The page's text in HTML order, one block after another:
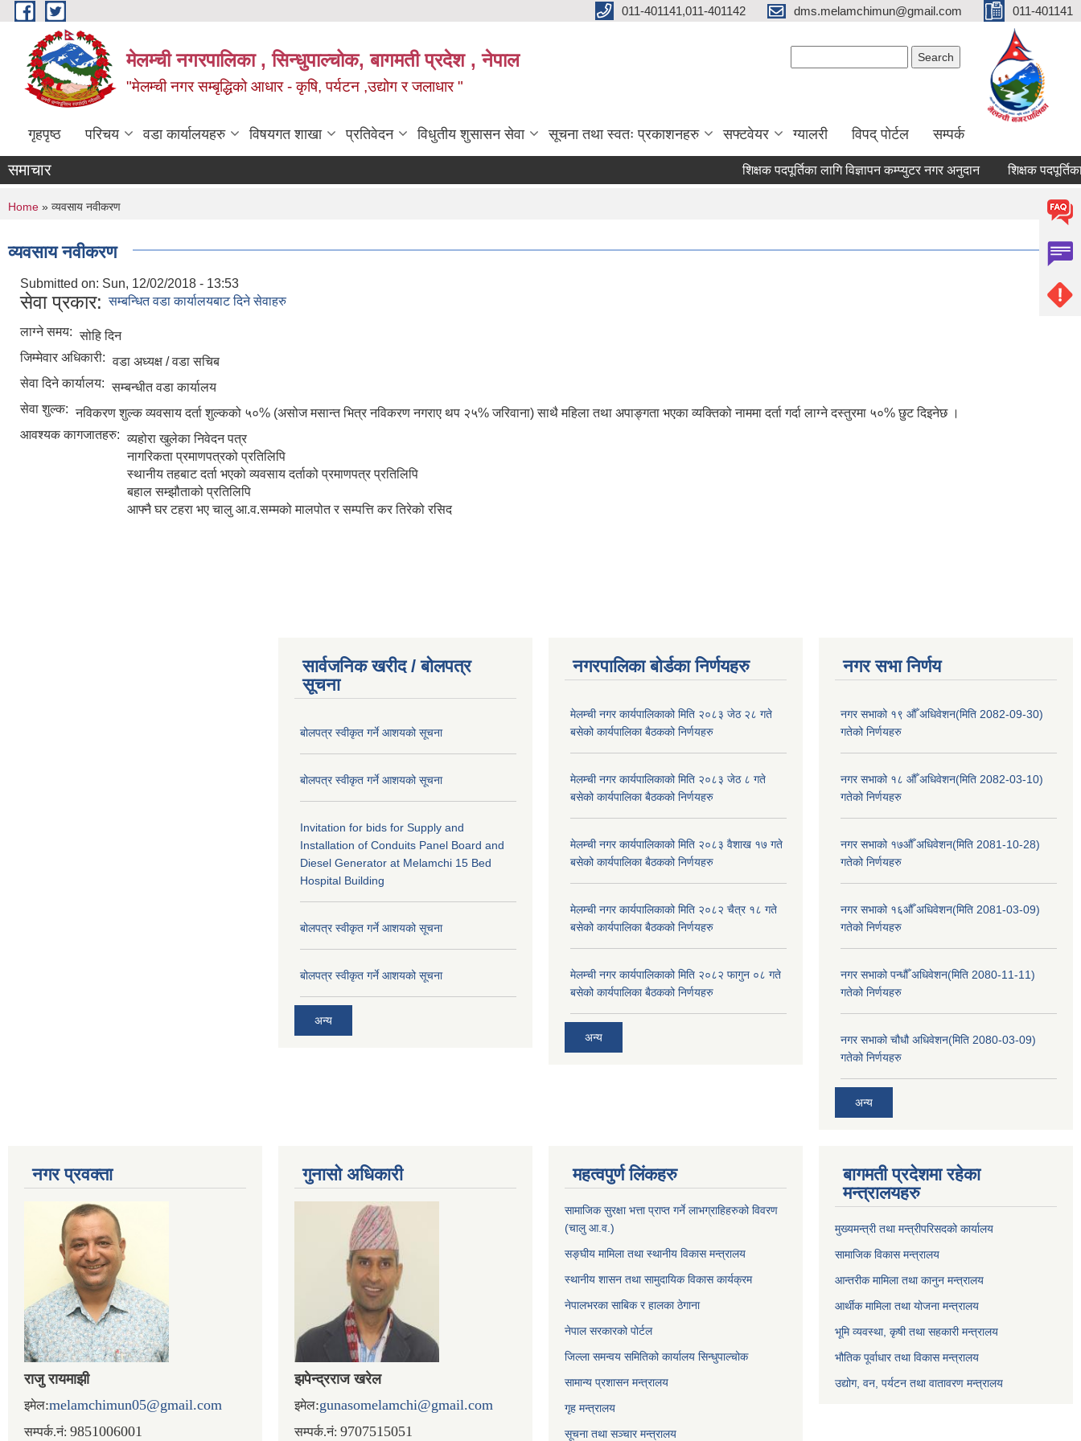
Skip to main content 011-401141,011-401142 dms.melamchimun@gmail.com 011-401141
मेलम्ची नगरपालिका , सिन्धुपाल्चोक, बागमती प्रदेश , नेपाल
"मेलम्ची नगर सम्बृद्धिको आधार - कृषि, पर्यटन ,उद्योग र जलाधार "
गृहपृष्ठ परिचय वडा कार्यालयहरु विषयगत शाखा प्रतिवेदन विधुतीय शुसासन सेवा सूचना तथा स्वतः प्रकाशनहरु सफ्टवेयर ग्यालरी विपद् पोर्टल सम्पर्क
समाचार शिक्षक पदपूर्तिका लागि विज्ञापन कम्प्युटर नगर अनुदान शिक्षक पदपूर्तिका
You are here
Home » व्यवसाय नवीकरण
व्यवसाय नवीकरण
Submitted on: Sun, 12/02/2018 - 13:53
सेवा प्रकार: सम्बन्धित वडा कार्यालयबाट दिने सेवाहरु
लाग्ने समय: सोहि दिन
जिम्मेवार अधिकारी: वडा अध्यक्ष / वडा सचिब
सेवा दिने कार्यालय: सम्बन्धीत वडा कार्यालय
सेवा शुल्क: नविकरण शुल्क व्यवसाय दर्ता शुल्कको ५०% (असोज मसान्त भित्र नविकरण नगराए थप २५% जरिवाना) साथै महिला तथा अपाङ्गता भएका व्यक्तिको नाममा दर्ता गर्दा लाग्ने दस्तुरमा ५०% छुट दिइनेछ ।
आवश्यक कागजातहरु: व्यहोरा खुलेका निवेदन पत्र
नागरिकता प्रमाणपत्रको प्रतिलिपि
स्थानीय तहबाट दर्ता भएको व्यवसाय दर्ताको प्रमाणपत्र प्रतिलिपि
बहाल सम्झौताको प्रतिलिपि
आफ्नै घर टहरा भए चालु आ.व.सम्मको मालपोत र सम्पत्ति कर तिरेको रसिद
सार्वजनिक खरीद / बोलपत्र
सूचना
बोलपत्र स्वीकृत गर्ने आशयको सूचना
बोलपत्र स्वीकृत गर्ने आशयको सूचना
Invitation for bids for Supply and
Installation of Conduits Panel Board and
Diesel Generator at Melamchi 15 Bed
Hospital Building
बोलपत्र स्वीकृत गर्ने आशयको सूचना
बोलपत्र स्वीकृत गर्ने आशयको सूचना
अन्य
नगरपालिका बोर्डका निर्णयहरु
मेलम्ची नगर कार्यपालिकाको मिति २०८३ जेठ २८ गते
बसेको कार्यपालिका बैठकको निर्णयहरु
मेलम्ची नगर कार्यपालिकाको मिति २०८३ जेठ ८ गते
बसेको कार्यपालिका बैठकको निर्णयहरु
मेलम्ची नगर कार्यपालिकाको मिति २०८३ वैशाख १७ गते
बसेको कार्यपालिका बैठकको निर्णयहरु
मेलम्ची नगर कार्यपालिकाको मिति २०८२ चैत्र १८ गते
बसेको कार्यपालिका बैठकको निर्णयहरु
मेलम्ची नगर कार्यपालिकाको मिति २०८२ फागुन ०८ गते
बसेको कार्यपालिका बैठकको निर्णयहरु
अन्य
नगर सभा निर्णय
नगर सभाको १९ औँ अधिवेशन(मिति 2082-09-30)
गतेको निर्णयहरु
नगर सभाको १८ औँ अधिवेशन(मिति 2082-03-10)
गतेको निर्णयहरु
नगर सभाको १७औँ अधिवेशन(मिति 2081-10-28)
गतेको निर्णयहरु
नगर सभाको १६औँ अधिवेशन(मिति 2081-03-09)
गतेको निर्णयहरु
नगर सभाको पन्धौँ अधिवेशन(मिति 2080-11-11)
गतेको निर्णयहरु
नगर सभाको चौधौ अधिवेशन(मिति 2080-03-09)
गतेको निर्णयहरु
अन्य
नगर प्रव‌क्ता
राजु रायमाझी
इमेल:melamchimun05@gmail.com
सम्पर्क.नं: 9851006001
गुनासो अधिकारी
झपेन्द्रराज खरेल
इमेल:gunasomelamchi@gmail.com
सम्पर्क.नं: 9707515051
महत्वपुर्ण लिंकहरु
सामाजिक सुरक्षा भत्ता प्राप्त गर्ने लाभग्राहिहरुको विवरण
(चालु आ.व.)
सङ्घीय मामिला तथा स्थानीय विकास मन्त्रालय
स्थानीय शासन तथा सामुदायिक विकास कार्यक्रम
नेपालभरका साबिक र हालका ठेगाना
नेपाल सरकारको पोर्टल
जिल्ला समन्वय समितिको कार्यालय सिन्धुपाल्चोक
सामान्य प्रशासन मन्त्रालय
गृह मन्त्रालय
सूचना तथा सञ्चार मन्त्रालय
बागमती प्रदेशमा रहेका
मन्त्रालयहरु
मुख्यमन्त्री तथा मन्त्रीपरिसदको कार्यालय
सामाजिक विकास मन्त्रालय
आन्तरीक मामिला तथा कानुन मन्त्रालय
आर्थीक मामिला तथा योजना मन्त्रालय
भूमि व्यवस्था, कृषी तथा सहकारी मन्त्रालय
भौतिक पूर्वाधार तथा विकास मन्त्रालय
उद्योग, वन, पर्यटन तथा वातावरण मन्त्रालय